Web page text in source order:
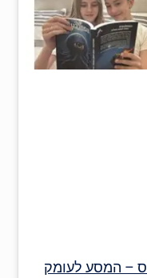
– המסע לעומק